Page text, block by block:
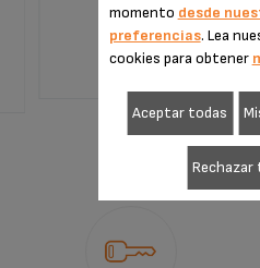
momento desde
preferencias. Lea
cookies para obtener
Aceptar todas
Rechazar